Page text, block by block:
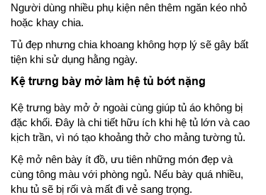
Người dùng nhiều phụ kiện nên thêm ngăn kéo nhỏ
hoặc khay chia.
Tủ đẹp nhưng chia khoang không hợp lý sẽ gây bất
tiện khi sử dụng hằng ngày.
Kệ trưng bày mở làm hệ tủ bớt nặng
Kệ trưng bày mở ở ngoài cùng giúp tủ áo không bị
đặc khối. Đây là chi tiết hữu ích khi hệ tủ lớn và cao
kịch trần, vì nó tạo khoảng thở cho mảng tường tủ.
Kệ mở nên bày ít đồ, ưu tiên những món đẹp và
cùng tông màu với phòng ngủ. Nếu bày quá nhiều,
khu tủ sẽ bị rối và mất đi vẻ sang trọng.